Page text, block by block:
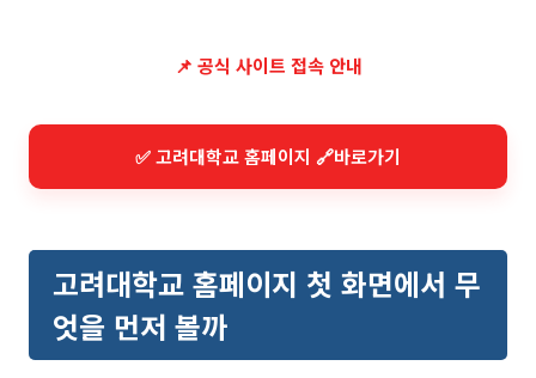
📌 공식 사이트 접속 안내
✅ 고려대학교 홈페이지 🔗바로가기
고려대학교 홈페이지 첫 화면에서 무
엇을 먼저 볼까